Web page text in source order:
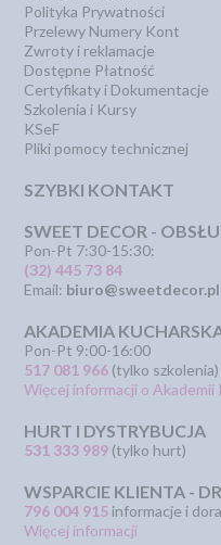
Polityka Prywatności
Przelewy Numery Kont
Zwroty i reklamacje
Dostępne Płatność
Certyfikaty i Dokumentacje
Szkolenia i Kursy
KSeF
Pliki pomocy technicznej
SZYBKI KONTAKT
SWEET DECOR -
Pon-Pt 7:30-15:30:
(32) 445 73 84
Email: biuro@sweetdecor.pl
AKADEMIA
Pon-Pt 9:00-16:00
517 081 966 (tylko szkolenia)
Więcej informacji o Akademii
HURT I DYSTRYBUCJA
531 333 989 (tylko hurt)
WSPARCIE KLIENTA -
796 004 915 informacje i
Więcej informacji